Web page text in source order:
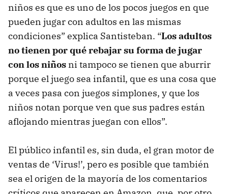
niños es que es uno de los pocos juegos en que
pueden jugar con adultos en las mismas
condiciones” explica Santisteban. “Los adultos
no tienen por qué rebajar su forma de jugar
con los niños ni tampoco se tienen que aburrir
porque el juego sea infantil, que es una cosa que
a veces pasa con juegos simplones, y que los
niños notan porque ven que sus padres están
aflojando mientras juegan con ellos”.
El público infantil es, sin duda, el gran motor de
ventas de ‘Virus!’, pero es posible que también
sea el origen de la mayoría de los comentarios